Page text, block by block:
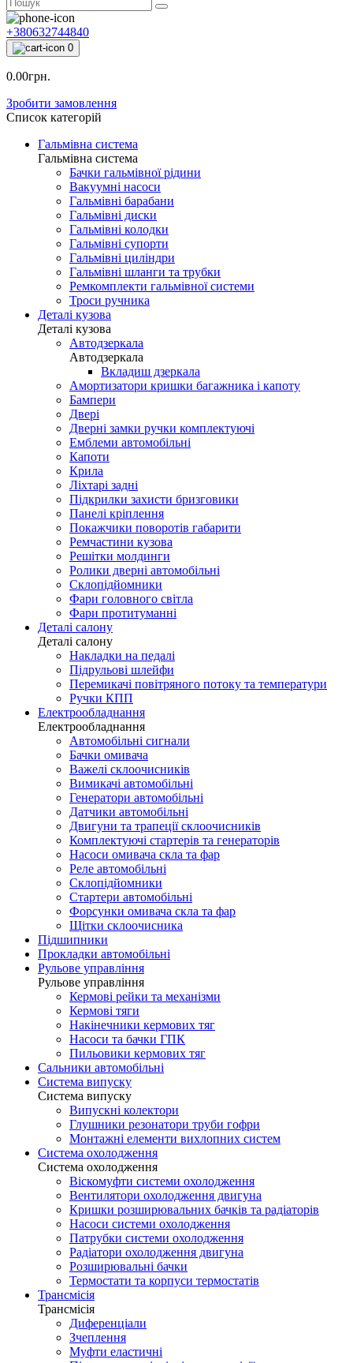
+380632744840
0
0.00грн.
Зробити замовлення
Список категорій
Гальмівна система
Гальмівна система
Бачки гальмівної рідини
Вакуумні насоси
Гальмівні барабани
Гальмівні диски
Гальмівні колодки
Гальмівні супорти
Гальмівні циліндри
Гальмівні шланги та трубки
Ремкомплекти гальмівної системи
Троси ручника
Деталі кузова
Деталі кузова
Автодзеркала
Автодзеркала
Вкладиш дзеркала
Амортизатори кришки багажника і капоту
Бампери
Двері
Дверні замки ручки комплектуючі
Емблеми автомобільні
Капоти
Крила
Ліхтарі задні
Підкрилки захисти бризговики
Панелі кріплення
Покажчики поворотів габарити
Ремчастини кузова
Решітки молдинги
Ролики дверні автомобільні
Склопідйомники
Фари головного світла
Фари протитуманні
Деталі салону
Деталі салону
Накладки на педалі
Підрульові шлейфи
Перемикачі повітряного потоку та температури
Ручки КПП
Електрообладнання
Електрообладнання
Автомобільні сигнали
Бачки омивача
Важелі склоочисників
Вимикачі автомобільні
Генератори автомобільні
Датчики автомобільні
Двигуни та трапеції склоочисників
Комплектуючі стартерів та генераторів
Насоси омивача скла та фар
Реле автомобільні
Склопідйомники
Стартери автомобільні
Форсунки омивача скла та фар
Щітки склоочисника
Підшипники
Прокладки автомобільні
Рульове управління
Рульове управління
Кермові рейки та механізми
Кермові тяги
Накінечники кермових тяг
Насоси та бачки ГПК
Пильовики кермових тяг
Сальники автомобільні
Система випуску
Система випуску
Випускні колектори
Глушники резонатори труби гофри
Монтажні елементи вихлопних систем
Система охолодження
Система охолодження
Віскомуфти системи охолодження
Вентилятори охолодження двигуна
Кришки розширювальних бачків та радіаторів
Насоси системи охолодження
Патрубки системи охолодження
Радіатори охолодження двигуна
Розширювальні бачки
Термостати та корпуси термостатів
Трансмісія
Трансмісія
Диференціали
Зчеплення
Муфти еластичні